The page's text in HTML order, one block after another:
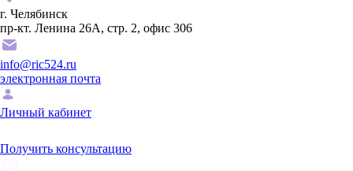
г. Челябинск
пр-кт. Ленина 26А, стр. 2, офис 306
info@ric524.ru
электронная почта
Личный кабинет
Получить консультацию